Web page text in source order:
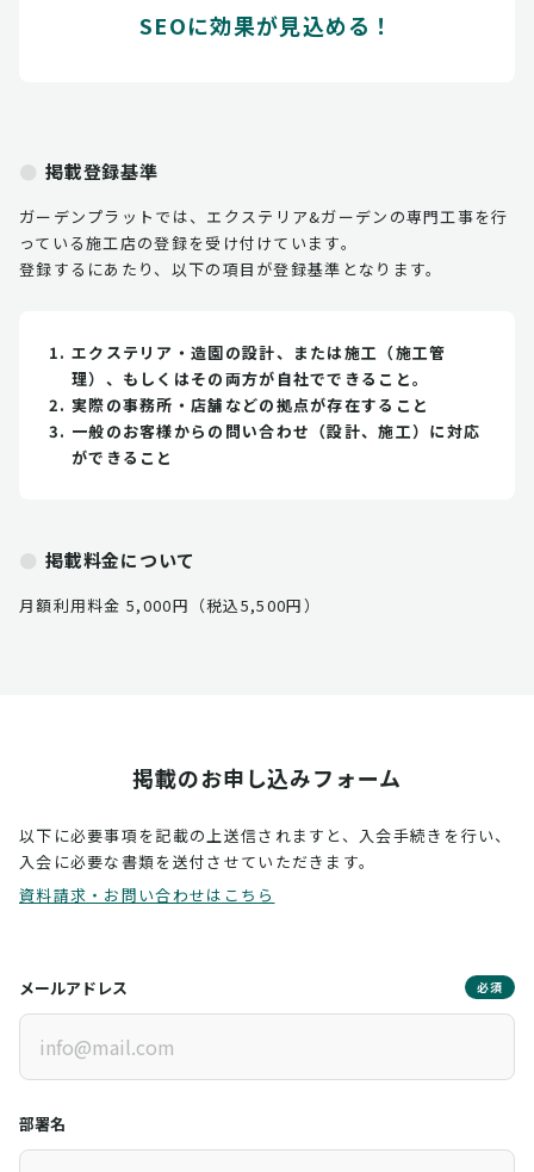
SEOに効果が見込める！
掲載登録基準
ガーデンプラットでは、エクステリア&ガーデンの専門工事を行
っている施工店の登録を受け付けています。
登録するにあたり、以下の項目が登録基準となります。
エクステリア・造園の設計、または施工（施工管
理）、もしくはその両方が自社でできること。
実際の事務所・店舗などの拠点が存在すること
一般のお客様からの問い合わせ（設計、施工）に対応
ができること
掲載料金について
月額利用料金 5,000円（税込5,500円）
掲載のお申し込みフォーム
以下に必要事項を記載の上送信されますと、入会手続きを行い、
入会に必要な書類を送付させていただきます。
資料請求・お問い合わせはこちら
メールアドレス 必須
部署名